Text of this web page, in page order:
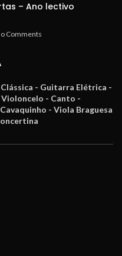
– Ano lectivo
Comments
- Guitarra Elétrica -
- Canto -
- Viola Braguesa